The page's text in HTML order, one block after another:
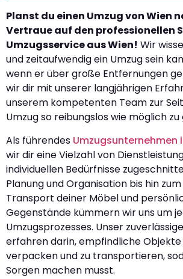
Planst du einen Umzug von Wien
Vertraue auf den professionellen
Umzugsservice aus Wien! Wir
und zeitaufwendig ein Umzug sein
wenn er über große Entfernungen
wir dir mit unserer langjährigen
unserem kompetenten Team zur
Umzug so reibungslos wie möglich
Als führendes Umzugsunternehmen
wir dir eine Vielzahl von
individuellen Bedürfnisse
Planung und Organisation bis hin
Transport deiner Möbel und
Gegenstände kümmern wir uns um
Umzugsprozesses. Unser
erfahren darin, empfindliche Objekte
verpacken und zu transportieren,
Sorgen machen musst.